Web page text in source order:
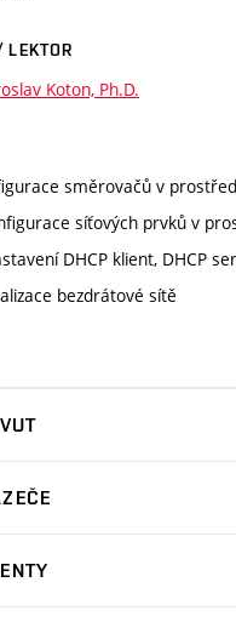
LEKTOR
Koton, Ph.D.
směrovačů v
síťových prvků v
DHCP klient, DHCP
bezdrátové sítě